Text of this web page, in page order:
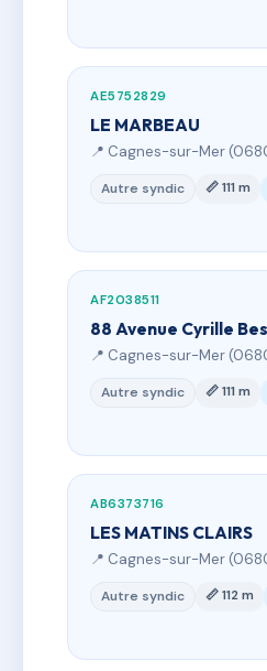
AE5752829
LE MARBEAU
📍 Cagnes-sur-Mer
Autre syndic 📏 111 m
AF2038511
88 Avenue Cyrille
📍 Cagnes-sur-Mer
Autre syndic 📏 111 m
AB6373716
LES MATINS CLAIRS
📍 Cagnes-sur-Mer
Autre syndic 📏 112 m